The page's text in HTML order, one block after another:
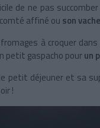
de ne pas
affiné ou son
à croquer
petit gaspacho pourun
petit déjeuner et sa
!